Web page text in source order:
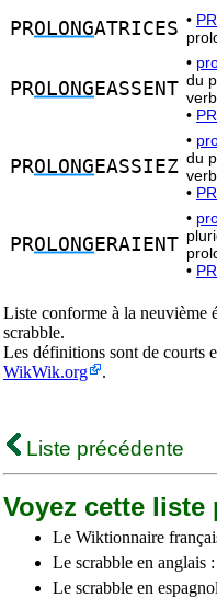
PROLONGATRICES •
PROLONG EASSENT
•
du
•
PROLONG EASSIEZ
•
du
•
PROLONG ERAIENT
•
•
Liste conforme à la
scrabble.
Les définitions sont de courts
WikWik.org
.
Liste précédente
Voyez cette liste
Le Wiktionnaire
Le scrabble en anglais
Le scrabble en